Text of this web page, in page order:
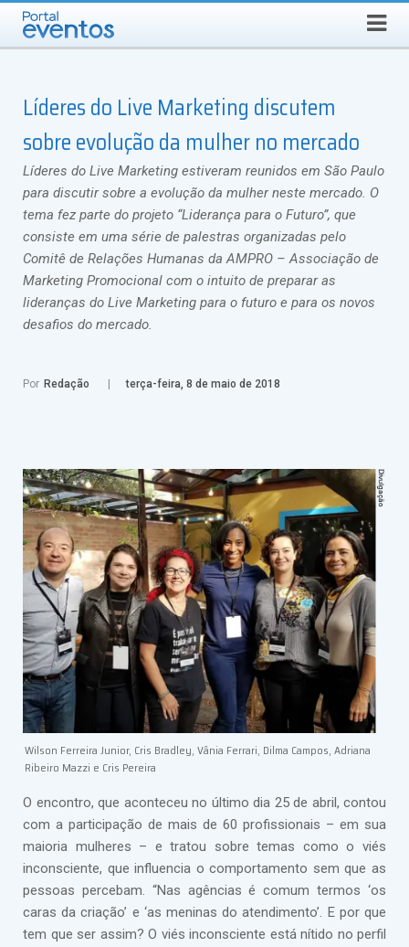
SEXTA-FEIRA, 7 DE AGOSTO DE 2026 Busca
Líderes do Live Marketing discutem
sobre evolução da mulher no mercado
Líderes do Live Marketing estiveram reunidos em São Paulo
para discutir sobre a evolução da mulher neste mercado. O
tema fez parte do projeto “Liderança para o Futuro”, que
consiste em uma série de palestras organizadas pelo
Comitê de Relações Humanas da AMPRO – Associação de
Marketing Promocional com o intuito de preparar as
lideranças do Live Marketing para o futuro e para os novos
desafios do mercado.
Por Redação terça-feira, 8 de maio de 2018
Wilson Ferreira Junior, Cris Bradley, Vânia Ferrari, Dilma Campos, Adriana
Ribeiro Mazzi e Cris Pereira
O encontro, que aconteceu no último dia 25 de abril, contou
com a participação de mais de 60 profissionais – em sua
maioria mulheres – e tratou sobre temas como o viés
inconsciente, que influencia o comportamento sem que as
pessoas percebam. “Nas agências é comum termos ‘os
caras da criação’ e ‘as meninas do atendimento’. E por que
tem que ser assim? O viés inconsciente está nítido no perfil